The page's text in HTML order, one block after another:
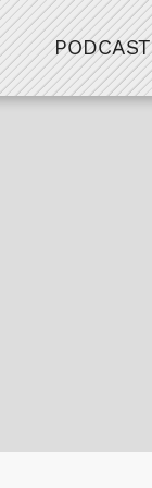
PODCAST